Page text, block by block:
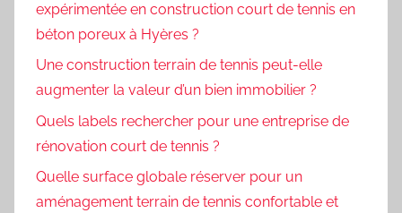
expérimentée en construction court de tennis en
béton poreux à Hyères ?
Une construction terrain de tennis peut-elle
augmenter la valeur d’un bien immobilier ?
Quels labels rechercher pour une entreprise de
rénovation court de tennis ?
Quelle surface globale réserver pour un
aménagement terrain de tennis confortable et